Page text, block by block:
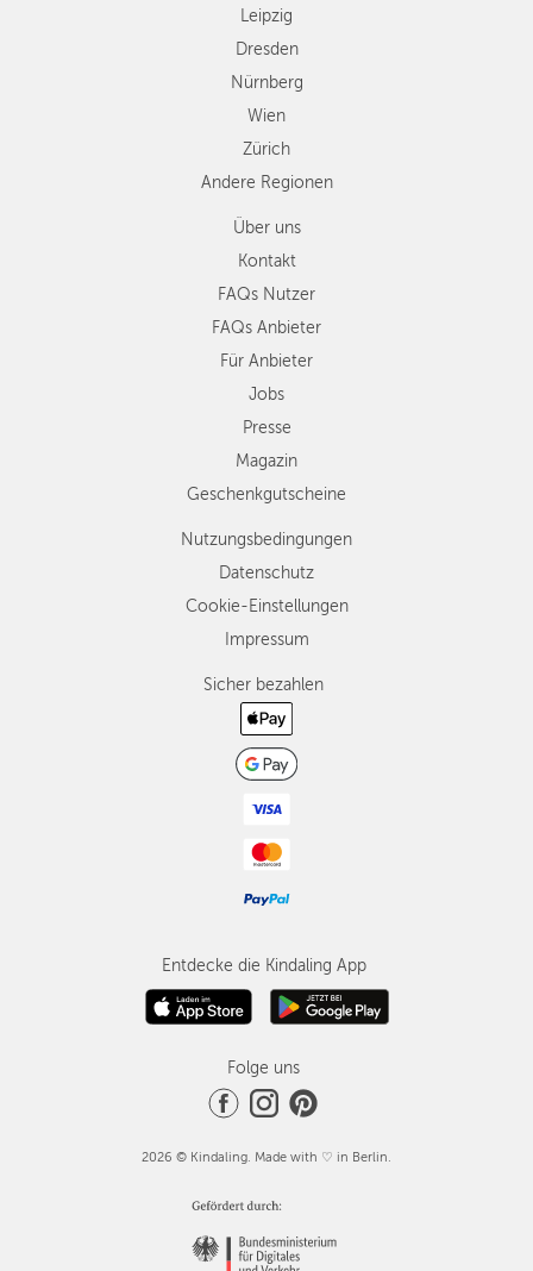
Leipzig
Dresden
Nürnberg
Wien
Zürich
Andere Regionen
Über uns
Kontakt
FAQs Nutzer
FAQs Anbieter
Für Anbieter
Jobs
Presse
Magazin
Geschenkgutscheine
Nutzungsbedingungen
Datenschutz
Cookie-Einstellungen
Impressum
Sicher bezahlen
Entdecke die Kindaling App
Folge uns
2026 © Kindaling. Made with ♡ in Berlin.